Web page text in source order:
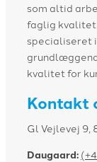
som altid
faglig
specialiseret
kvalitet for
Kontakt
Gl Vejlevej 9,
Daugaard: